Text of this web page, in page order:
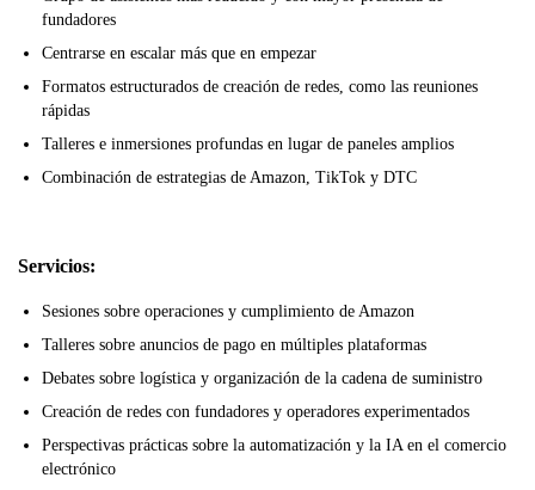
fundadores
Centrarse en escalar más que en empezar
Formatos estructurados de creación de redes, como las reuniones
rápidas
Talleres e inmersiones profundas en lugar de paneles amplios
Combinación de estrategias de Amazon, TikTok y DTC
Servicios:
Sesiones sobre operaciones y cumplimiento de Amazon
Talleres sobre anuncios de pago en múltiples plataformas
Debates sobre logística y organización de la cadena de suministro
Creación de redes con fundadores y operadores experimentados
Perspectivas prácticas sobre la automatización y la IA en el comercio
electrónico